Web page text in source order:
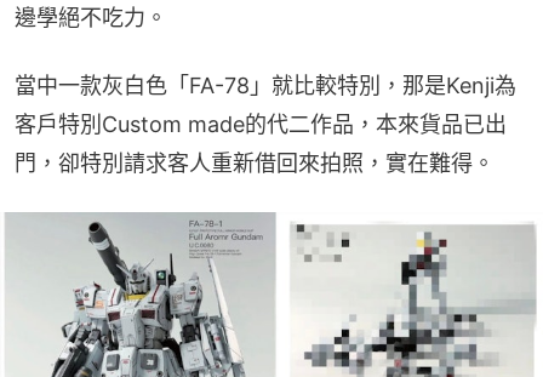
邊學絕不吃力。
當中一款灰白色「FA-78」就比較特別，那是Kenji為
客戶特別Custom made的代二作品，本來貨品已出
門，卻特別請求客人重新借回來拍照，實在難得。